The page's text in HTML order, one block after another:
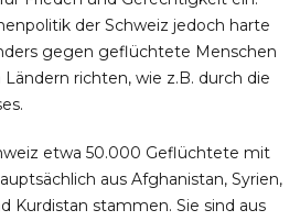
der Schweiz jedoch harte
gegen geflüchtete Menschen
richten, wie z.B. durch die
etwa 50.000 Geflüchtete mit
aus Afghanistan, Syrien,
Kurdistan stammen. Sie sind aus